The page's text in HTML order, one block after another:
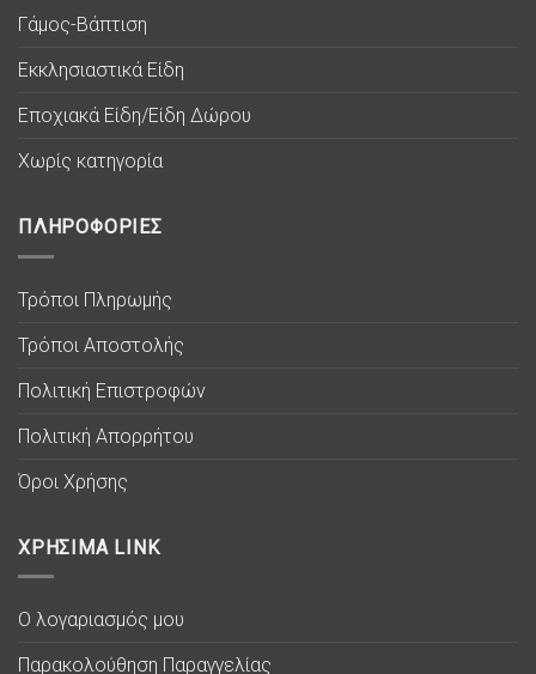
Γάμος-Βάπτιση
Εκκλησιαστικά Είδη
Εποχιακά Είδη/Είδη Δώρου
Χωρίς κατηγορία
ΠΛΗΡΟΦΟΡΙΕΣ
Τρόποι Πληρωμής
Τρόποι Αποστολής
Πολιτική Επιστροφών
Πολιτική Απορρήτου
Όροι Χρήσης
ΧΡΗΣΙΜΑ LINK
Ο λογαριασμός μου
Παρακολούθηση Παραγγελίας